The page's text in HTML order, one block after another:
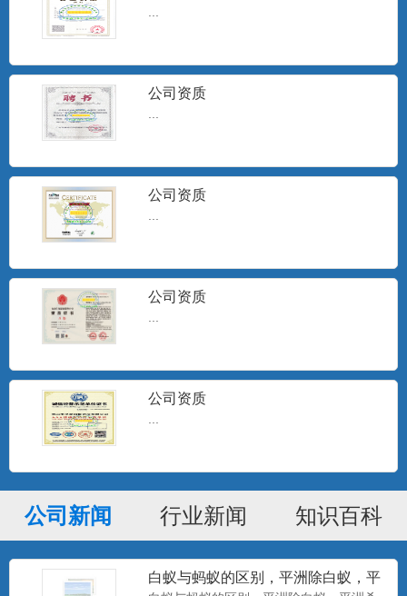
公司资质
公司资质
公司资质
公司资质
公司新闻 行业新闻 知识百科
白蚁与蚂蚁的区别，平洲除白蚁，平